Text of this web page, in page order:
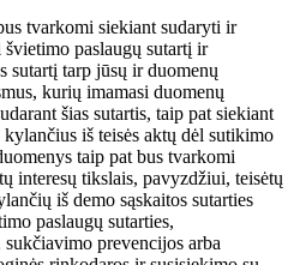
tvarkomi siekiant sudaryti ir
paslaugų sutartį ir
sutartį tarp jūsų ir duomenų
kurių imamasi duomenų
šias sutartis, taip pat siekiant
iš teisės aktų dėl sutikimo
taip pat bus tvarkomi
interesų tikslais, pavyzdžiui, teisėtų
iš demo sąskaitos sutarties
paslaugų sutarties,
prevencijos arba